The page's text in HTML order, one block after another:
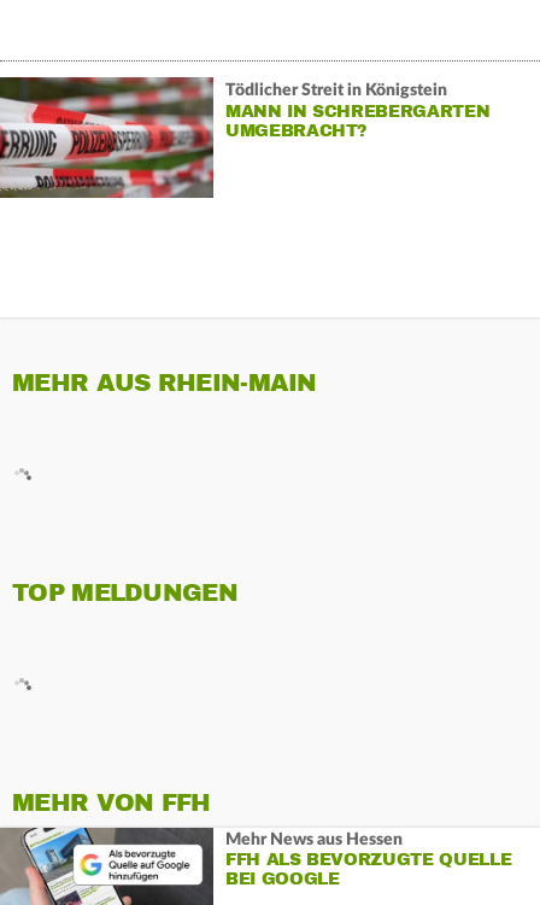
Tödlicher Streit in Königstein
MANN IN SCHREBERGARTEN
UMGEBRACHT?
MEHR AUS RHEIN-MAIN
TOP MELDUNGEN
MEHR VON FFH
Mehr News aus Hessen
FFH ALS BEVORZUGTE QUELLE
BEI GOOGLE